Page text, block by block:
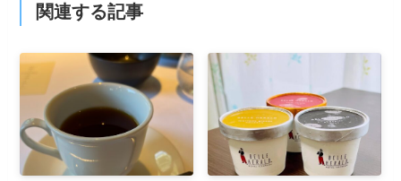
関連する記事